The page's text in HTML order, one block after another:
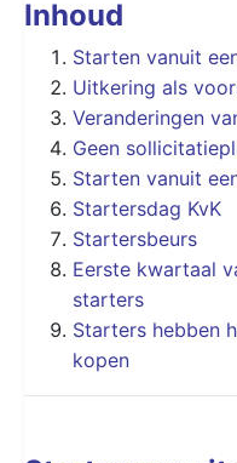
Inhoud
Starten vanuit
Uitkering als
Veranderingen
Geen
Starten vanuit
Startersdag KvK
Startersbeurs
Eerste kwartaal
starters
Starters hebben
kopen